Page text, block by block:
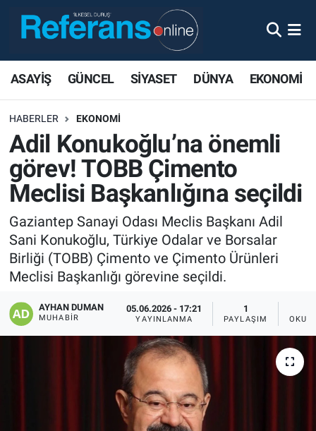
ASAYİŞ GÜNCEL SİYASET DÜNYA EKONOMİ
HABERLER EKONOMİ
Adil Konukoğlu’na önemli
görev! TOBB Çimento
Meclisi Başkanlığına seçildi
Gaziantep Sanayi Odası Meclis Başkanı Adil
Sani Konukoğlu, Türkiye Odalar ve Borsalar
Birliği (TOBB) Çimento ve Çimento Ürünleri
Meclisi Başkanlığı görevine seçildi.
AYHAN DUMAN
MUHABIR
05.06.2026 - 17:21
YAYINLANMA
1
PAYLAŞIM